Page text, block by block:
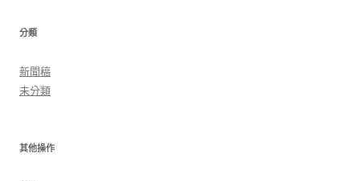
分類
新聞稿
未分類
其他操作